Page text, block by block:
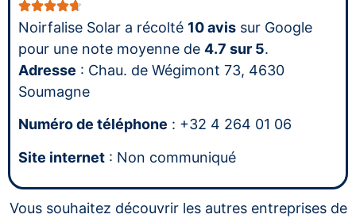
Noirfalise Solar a récolté 10 avis sur Google
pour une note moyenne de 4.7 sur 5.
Adresse : Chau. de Wégimont 73, 4630
Soumagne
Numéro de téléphone : +32 4 264 01 06
Site internet : Non communiqué
Vous souhaitez découvrir les autres entreprises de